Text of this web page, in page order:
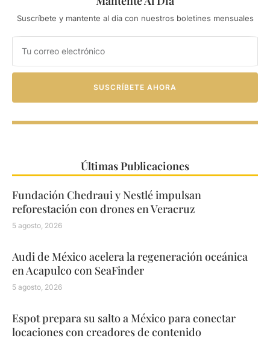
Suscríbete y mantente al día con nuestros boletines mensuales
SUSCRÍBETE AHORA
Últimas Publicaciones
Fundación Chedraui y Nestlé impulsan
reforestación con drones en Veracruz
5 agosto, 2026
Audi de México acelera la regeneración oceánica
en Acapulco con SeaFinder
5 agosto, 2026
Espot prepara su salto a México para conectar
locaciones con creadores de contenido